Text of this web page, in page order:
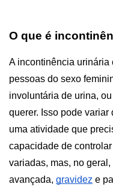
O que é
A incontinência urinária
pessoas do sexo
involuntária de urina,
querer. Isso pode
uma atividade que
capacidade de
variadas, mas, no
avançada, gravidez e